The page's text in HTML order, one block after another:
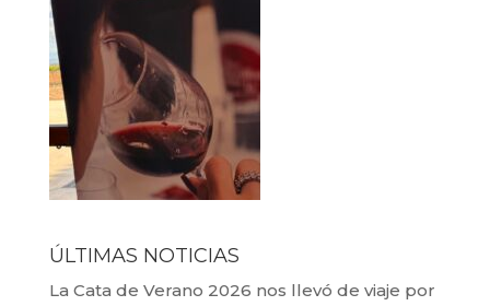
ÚLTIMAS NOTICIAS
La Cata de Verano 2026 nos llevó de viaje por